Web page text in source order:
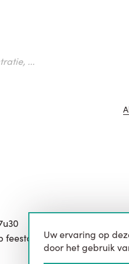
...
feestdagen.Uw ervaring op
door het gebruik